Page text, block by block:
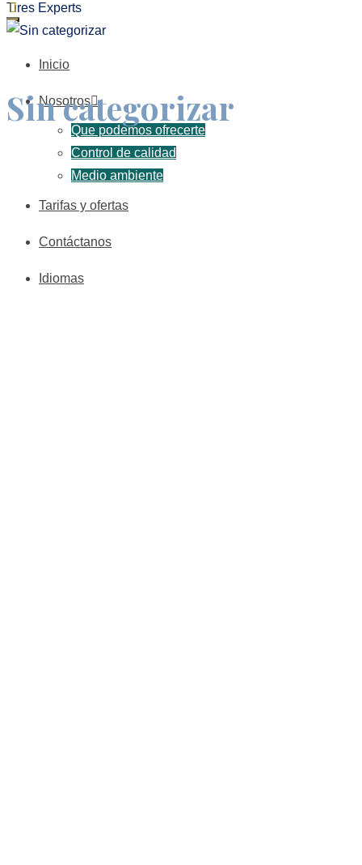
Tires Experts
Inicio
Nosotros
Que podemos ofrecerte
Control de calidad
Medio ambiente
Tarifas y ofertas
Contáctanos
Idiomas
Sin categorizar